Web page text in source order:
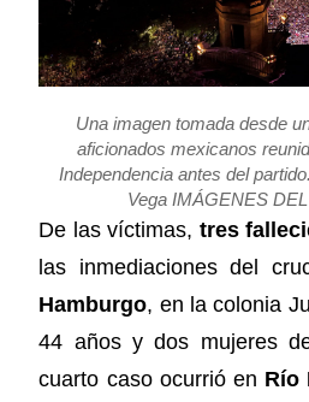
Una imagen tomada desde
aficionados mexicanos
Independencia antes del
Vega IMÁGENES
De las víctimas, tres
las inmediaciones del
Hamburgo, en la colonia
44 años y dos mujeres
cuarto caso ocurrió en Río